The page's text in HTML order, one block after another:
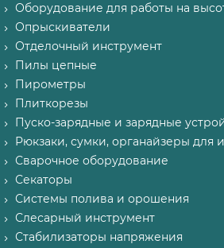
Оборудование для работы на
Опрыскиватели
Отделочный инструмент
Пилы цепные
Пирометры
Плиткорезы
Пуско-зарядные и зарядные
Рюкзаки, сумки, органайзеры для
Сварочное оборудование
Секаторы
Системы полива и орошения
Слесарный инструмент
Стабилизаторы напряжения